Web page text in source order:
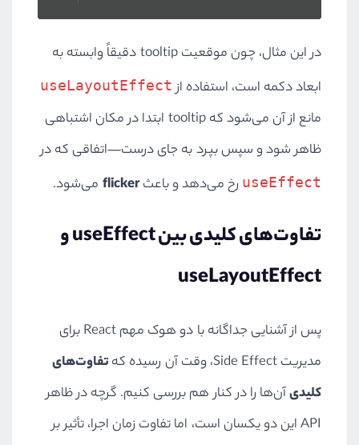
در این مثال، چون موقعیت tooltip دقیقاً وابسته به
ابعاد دکمه است، استفاده ازuseLayoutEffect
مانع از آن می‌شود که tooltip ابتدا در مکان اشتباهی
ظاهر شود و سپس بپرد به جای درست—اتفاقی که در
useEffect رخ می‌دهد و باعثflicker می‌شود.
تفاوت‌های کلیدی بین useEffect و
useLayoutEffect
پس از آشنایی جداگانه با دو هوک مهم React برای
مدیریت Side Effect، وقت آن رسیده که
تفاوت‌های
کلیدیآن‌ها را در کنار هم بررسی کنیم. گرچه در ظاهر
API این دو یکسان است، اما تفاوت زمان اجرا، تأثیر بر